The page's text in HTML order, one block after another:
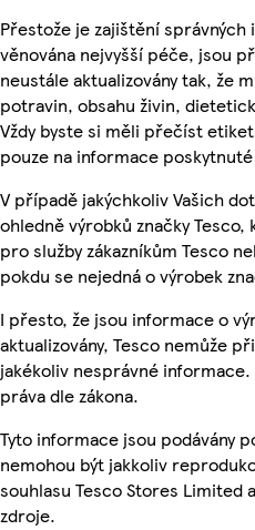
Přestože je zajištění
věnována nejvyšší péče, jsou
neustále aktualizovány tak, že
potravin, obsahu živin,
Vždy byste si měli přečíst
pouze na informace
V případě jakýchkoliv Vašich
ohledně výrobků značky
pro služby zákazníkům Tesco
pokdu se nejedná o výrobek
I přesto, že jsou informace o
aktualizovány, Tesco nemůže
jakékoliv nesprávné informace.
práva dle zákona.
Tyto informace jsou podávány
nemohou být jakkoliv
souhlasu Tesco Stores Limited
zdroje.